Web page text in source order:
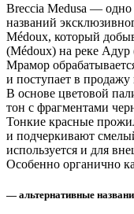
Breccia Medusa — одно
названий
Médoux, который
(Médoux) на реке
Мрамор
и поступает в продажу
В основе цветовой
тон с фрагментами
Тонкие красные
и подчеркивают
используется и для
Особенно органично
— альтернативные